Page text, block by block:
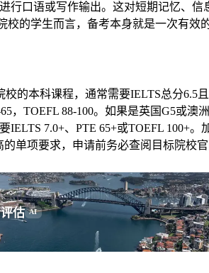
口语或写作输出。这对短期记忆、
的学生而言，备考本身就是一次有效
的本科课程，通常需要IELTS总分6.5
，TOEFL 88-100。如果是英国G5或
IELTS 7.0+、PTE 65+或TOEFL 100+
单项要求，申请前务必查阅目标院校官
估 AI